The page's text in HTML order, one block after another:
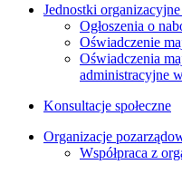
Jednostki
Ogłoszenia o
Oświadczenie
Oświadczenia
administracyjne
Konsultacje społeczne
Organizacje
Współpraca z